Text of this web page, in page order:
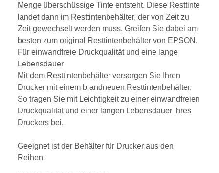
Menge überschüssige Tinte entsteht. Diese Resttinte
landet dann im Resttintenbehälter, der von Zeit zu
Zeit gewechselt werden muss. Greifen Sie dabei am
besten zum original Resttintenbehälter von EPSON.
Für einwandfreie Druckqualität und eine lange
Lebensdauer
Mit dem Resttintenbehälter versorgen Sie Ihren
Drucker mit einem brandneuen Resttintenbehälter.
So tragen Sie mit Leichtigkeit zu einer einwandfreien
Druckqualität und einer langen Lebensdauer Ihres
Druckers bei.
Geeignet ist der Behälter für Drucker aus den
Reihen: